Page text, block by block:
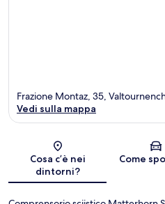
Frazione Montaz, 35,
Vedi sulla mappa
Cosa c’è nei
dintorni?
Come